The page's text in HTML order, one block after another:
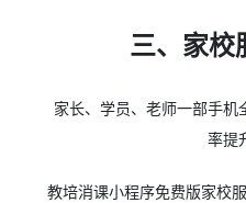
三、家校
家长、学员、老师一部手
率提
教培消课小程序免费版家校